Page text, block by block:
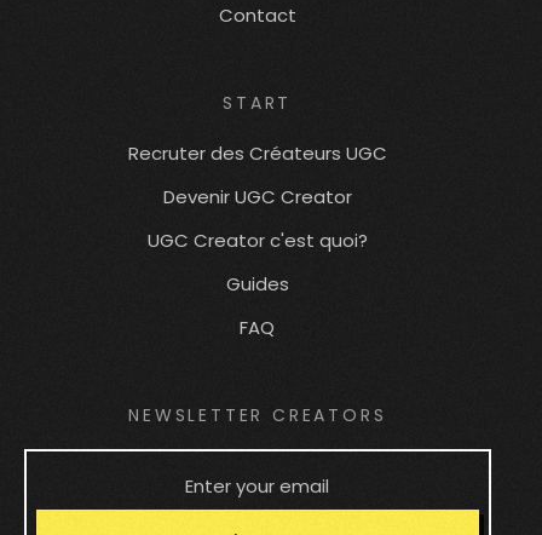
Contact
START
Recruter des Créateurs UGC
Devenir UGC Creator
UGC Creator c'est quoi?
Guides
FAQ
NEWSLETTER CREATORS